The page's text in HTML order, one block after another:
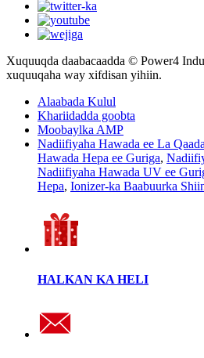
Xuquuqda daabacaadda © Power4
xuquuqaha way xifdisan yihiin.
Alaabada Kulul
Khariidadda goobta
Moobaylka AMP
Nadiifiyaha Hawada ee La
Hawada Hepa ee Guriga,
Nadiifiyaha Hawada UV ee
Hepa, Ionizer-ka Baabuurka
HALKAN KA HELI